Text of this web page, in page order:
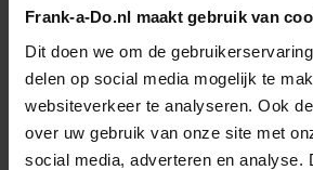
Frank-a-Do.nl maakt gebruik van
Dit doen we om de
delen op social media mogelijk te
websiteverkeer te analyseren. Ook
over uw gebruik van onze site met
social media, adverteren en analyse.
Categorieën
→ Affiliate Marketing